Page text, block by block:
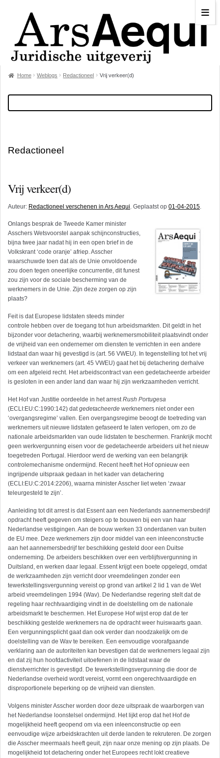
Home Weblogs Redactioneel Vrij verkeer(d)
Redactioneel
Vrij verkeer(d)
Auteur: Redactioneel verschenen in Ars Aequi. Geplaatst op 01-04-2015.
Onlangs besprak de Tweede Kamer minister
Asschers Wetsvoorstel aanpak schijnconstructies,
bijna twee jaar nadat hij in een open brief in de
Volkskrant ‘code oranje’ afriep. Asscher
waarschuwde toen dat als de Unie onvoldoende
zou doen tegen oneerlijke concurrentie, dit funest
zou zijn voor de sociale bescherming van de
werknemers in de Unie. Zijn deze zorgen op zijn
plaats?
Feit is dat Europese lidstaten steeds minder
controle hebben over de toegang tot hun arbeidsmarkten. Dit geldt in het
bijzonder voor detachering, waarbij werknemersmobiliteit plaatsvindt onder
de vrijheid van een ondernemer om diensten te verrichten in een andere
lidstaat dan waar hij gevestigd is (art. 56 VWEU). In tegenstelling tot het vrij
verkeer van werknemers (art. 45 VWEU) gaat het bij detachering derhalve
om een afgeleid recht. Het arbeidscontract van een gedetacheerde arbeider
is gesloten in een ander land dan waar hij zijn werkzaamheden verricht.
Het Hof van Justitie oordeelde in het arrestRush Portugesa
(ECLI:EU:C:1990:142) datgedetacheerde werknemers niet onder een
‘overgangsregime’ vallen. Een overgangsregime beoogt de toetreding van
werknemers uit nieuwe lidstaten gefaseerd te laten verlopen, om zo de
nationale arbeidsmarkten van oude lidstaten te beschermen. Frankrijk mocht
geen werkvergunning eisen voor de gedetacheerde arbeiders uit het nieuw
toegetreden Portugal. Hierdoor werd de werking van een belangrijk
controlemechanisme ondermijnd. Recent heeft het Hof opnieuw een
ingrijpende uitspraak gedaan in het kader van detachering
(ECLI:EU:C:2014:2206), waarna minister Asscher liet weten ‘zwaar
teleurgesteld te zijn’.
Aanleiding tot dit arrest is dat Essent aan een Nederlands aannemersbedrijf
opdracht heeft gegeven om steigers op te bouwen bij een van haar
Nederlandse vestigingen. Aan de bouw werken 33 onderdanen van buiten
de EU mee. Deze werknemers zijn door middel van een inleenconstructie
aan het aannemersbedrijf ter beschikking gesteld door een Duitse
onderneming. De arbeiders beschikken over een verblijfsvergunning in
Duitsland, en werken daar legaal. Essent krijgt een boete opgelegd, omdat
de werkzaamheden zijn verricht door vreemdelingen zonder een
tewerkstellingsvergunning vereist op grond van artikel 2 lid 1 van de Wet
arbeid vreemdelingen 1994 (Wav). De Nederlandse regering stelt dat de
regeling haar rechtvaardiging vindt in de doelstelling om de nationale
arbeidsmarkt te beschermen. Het Europese Hof wijst erop dat de ter
beschikking gestelde werknemers na de opdracht weer huiswaarts gaan.
Een vergunningsplicht gaat dan ook verder dan noodzakelijk om de
doelstelling van de Wav te bereiken. Een eenvoudige voorafgaande
verklaring aan de autoriteiten kan bevestigen dat de werknemers legaal zijn
en dat zij hun hoofdactiviteit uitoefenen in de lidstaat waar de
dienstverrichter is gevestigd. De tewerkstellingsvergunning die door de
Nederlandse overheid wordt vereist, vormt een ongerechtvaardigde en
disproportionele beperking op de vrijheid van diensten.
Volgens minister Asscher worden door deze uitspraak de waarborgen van
het Nederlandse loonstelsel ondermijnd. Het lijkt erop dat het Hof de
mogelijkheid heeft geopend om via een inleenconstructie op een
eenvoudige wijze arbeidskrachten uit derde landen te rekruteren. De zorgen
die Asscher meermaals heeft geuit, zijn naar onze mening op zijn plaats. De
mogelijkheid tot detachering onder het Europees recht lokt creatieve